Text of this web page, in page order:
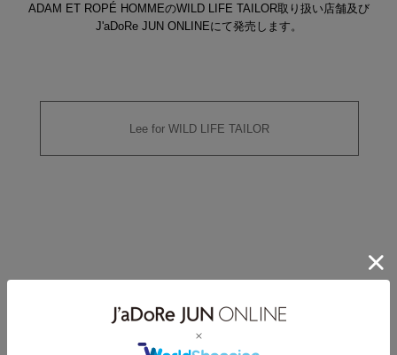
ADAM ET ROPÉ HOMMEのWILD LIFE TAILOR取り扱い店舗及び
J'aDoRe JUN ONLINEにて発売します。
Lee for WILD LIFE TAILOR